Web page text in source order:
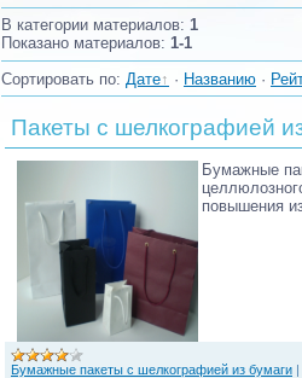
В категории материалов: 1
Показано материалов: 1-1
Сортировать по: Дате · Названию ·
Пакеты с шелкографией
Бумажные
повышения
Бумажные пакеты с шелкографией из бумаги |